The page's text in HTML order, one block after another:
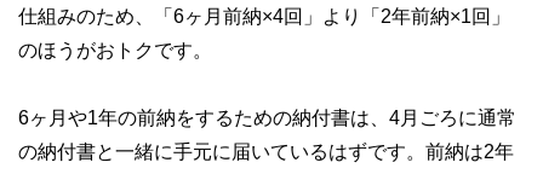
仕組みのため、「6ヶ月前納×4回」より「2年前納×1回」
のほうがおトクです。
6ヶ月や1年の前納をするための納付書は、4月ごろに通常
の納付書と一緒に手元に届いているはずです。前納は2年